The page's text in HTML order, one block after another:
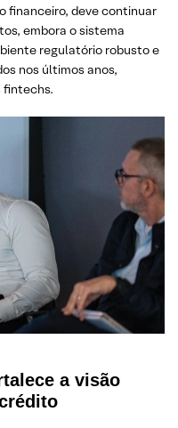
financeiro, deve continuar
embora o sistema
regulatório robusto e
nos últimos anos,
fintechs.
a visão